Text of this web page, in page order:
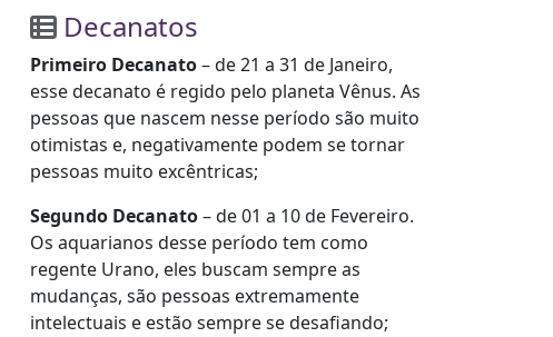
Decanatos
Primeiro Decanato– de 21 a 31 de Janeiro,
esse decanato é regido pelo planeta Vênus. As
pessoas que nascem nesse período são muito
otimistas e, negativamente podem se tornar
pessoas muito excêntricas;
Segundo Decanato– de 01 a 10 de Fevereiro.
Os aquarianos desse período tem como
regente Urano, eles buscam sempre as
mudanças, são pessoas extremamente
intelectuais e estão sempre se desafiando;